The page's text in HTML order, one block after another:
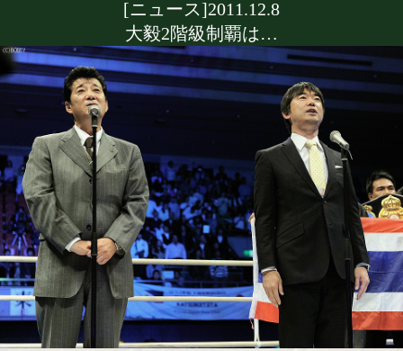
試合結果 練習動画
[ニュース]2011.12.8
大毅2階級制覇は…